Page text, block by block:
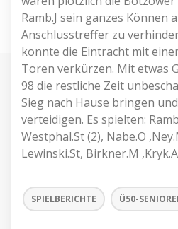
Ramb.J sein ganzes Können
Anschlusstreffer zu
konnte die Eintracht mit
Toren verkürzen. Mit etwas
98 die restliche Zeit
Sieg nach Hause bringen
verteidigen. Es spielten:
Westphal.St (2), Nabe.O
Lewinski.St, Birkner.M
SPIELBERICHTE Ü50-